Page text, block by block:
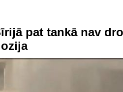
pat tankā nav